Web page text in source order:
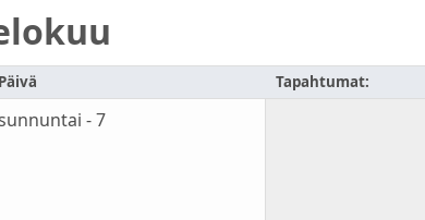
Päivä Tapahtumat:
- 7